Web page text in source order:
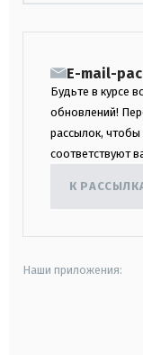
E-mail-
Будьте в курсе
обновлений!
рассылок,
соответствуют
К
Наши приложения: